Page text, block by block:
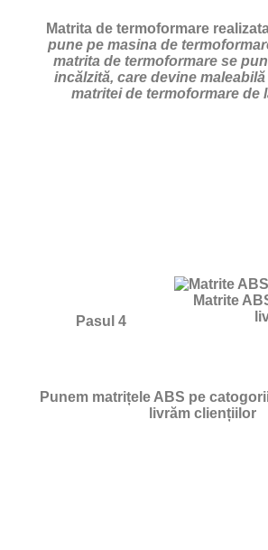
Matrita de termoformare
pune pe masina de
matrita de termoformare se
incălzită, care devine
matritei de termoformare de
Matrite
Pasul 4
Punem matrițele ABS pe
livrăm cliențiilor